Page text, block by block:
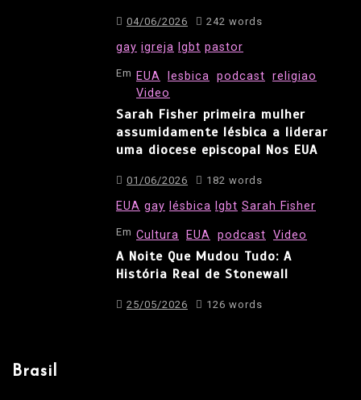
04/06/2026 242 words
gay igreja lgbt pastor
Em EUA lesbica podcast religiao
Video
Sarah Fisher primeira mulher
assumidamente lésbica a liderar
uma diocese episcopal Nos EUA
01/06/2026 182 words
EUA gay lésbica lgbt Sarah Fisher
Em Cultura EUA podcast Video
A Noite Que Mudou Tudo: A
História Real de Stonewall
25/05/2026 126 words
Brasil